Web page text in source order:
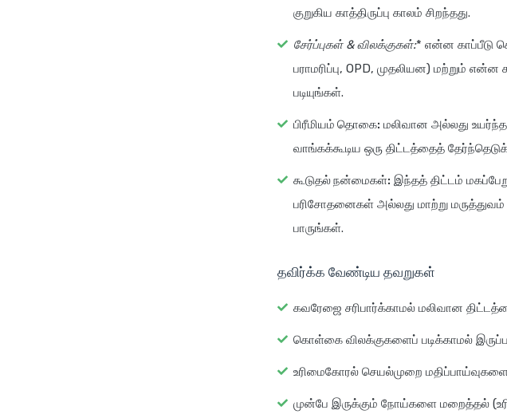
குறுகிய காத்திருப்பு காலம் சிறந்தது.
சேர்ப்புகள் & விலக்குகள்:* என்ன காப்பீடு
பராமரிப்பு, OPD, முதலியன) மற்றும்
படியுங்கள்.
பிரீமியம் தொகை: மலிவான அல்லது
வாங்கக்கூடிய ஒரு திட்டத்தைத்
கூடுதல் நன்மைகள்: இந்தத் திட்டம்
பரிசோதனைகள் அல்லது மாற்று
பாருங்கள்.
தவிர்க்க வேண்டிய தவறுகள்
கவரேஜை சரிபார்க்காமல் மலிவான
கொள்கை விலக்குகளைப் படிக்காமல்
உரிமைகோரல் செயல்முறை
முன்பே இருக்கும் நோய்களை மறைத்தல்